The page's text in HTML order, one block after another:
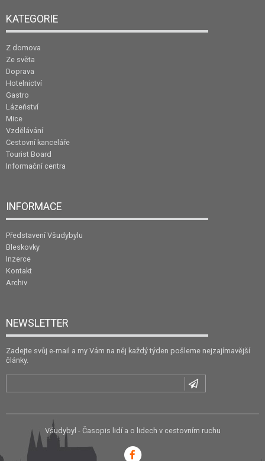
KATEGORIE
Z domova
Ze světa
Doprava
Hotelnictví
Gastro
Lázeňství
Mice
Vzdělávání
Cestovní kanceláře
Tourist Board
Informační centra
INFORMACE
Představení Všudybylu
Bleskovky
Inzerce
Kontakt
Archiv
NEWSLETTER
Zadejte svůj e-mail a my Vám na něj každý týden pošleme nejzajímavější
články.
Všudybyl - Časopis lidí a o lidech v cestovním ruchu